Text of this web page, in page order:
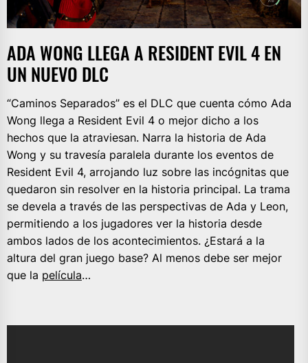
ADA WONG LLEGA A RESIDENT EVIL 4 EN
UN NUEVO DLC
“Caminos Separados” es el DLC que cuenta cómo Ada
Wong llega a Resident Evil 4 o mejor dicho a los
hechos que la atraviesan. Narra la historia de Ada
Wong y su travesía paralela durante los eventos de
Resident Evil 4, arrojando luz sobre las incógnitas que
quedaron sin resolver en la historia principal. La trama
se devela a través de las perspectivas de Ada y Leon,
permitiendo a los jugadores ver la historia desde
ambos lados de los acontecimientos. ¿Estará a la
altura del gran juego base? Al menos debe ser mejor
que la película…